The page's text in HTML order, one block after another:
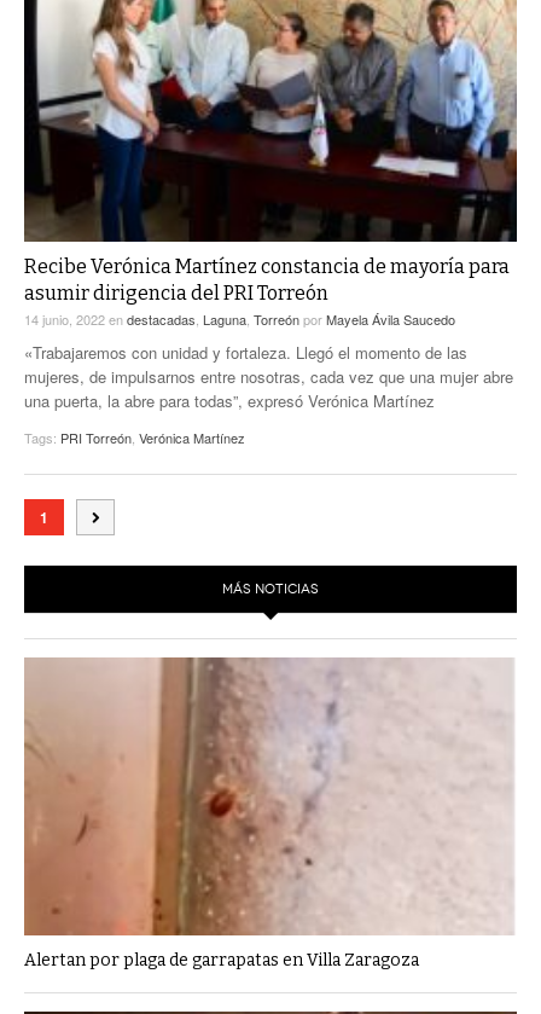
Recibe Verónica Martínez constancia de mayoría para
asumir dirigencia del PRI Torreón
14 junio, 2022endestacadas Laguna TorreónporMayela Ávila Saucedo
«Trabajaremos con unidad y fortaleza. Llegó el momento de las
mujeres, de impulsarnos entre nosotras, cada vez que una mujer abre
una puerta, la abre para todas”, expresó Verónica Martínez
Tags: PRI Torreón Verónica Martínez
1
MÁS NOTICIAS
Alertan por plaga de garrapatas en Villa Zaragoza